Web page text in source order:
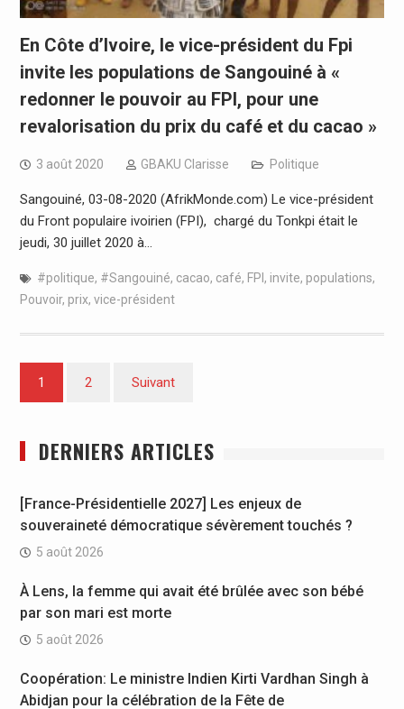
En Côte d’Ivoire, le vice-président du Fpi
invite les populations de Sangouiné à «
redonner le pouvoir au FPI, pour une
revalorisation du prix du café et du cacao »
3 août 2020 GBAKU Clarisse Politique
Sangouiné, 03-08-2020 (AfrikMonde.com) Le vice-président
du Front populaire ivoirien (FPI), chargé du Tonkpi était le
jeudi, 30 juillet 2020 à…
#politique, #Sangouiné, cacao, café, FPI , invite, populations,
Pouvoir, prix, vice-président
Pagination
des
1 2 Suivant
DERNIERS ARTICLES
[France-Présidentielle 2027] Les enjeux de
souveraineté démocratique sévèrement touchés ?
5 août 2026
À Lens, la femme qui avait été brûlée avec son bébé
par son mari est morte
5 août 2026
Coopération: Le ministre Indien Kirti Vardhan Singh à
Abidjan pour la célébration de la Fête de